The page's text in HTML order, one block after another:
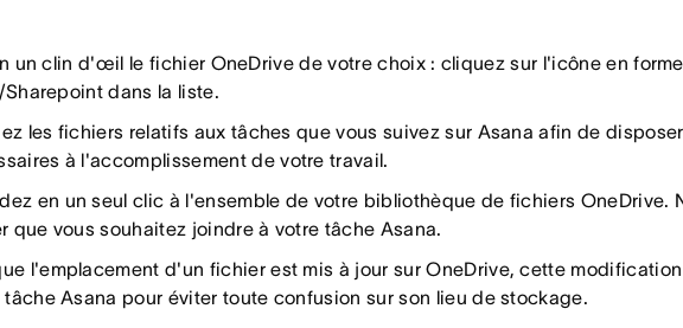
un clin d'œil le fichier OneDrive de votre choix : cliquez sur l'icône en
dans la liste.
les fichiers relatifs aux tâches que vous suivez sur Asana afin de
à l'accomplissement de votre travail.
en un seul clic à l'ensemble de votre bibliothèque de fichiers OneDrive.
que vous souhaitez joindre à votre tâche Asana.
l'emplacement d'un fichier est mis à jour sur OneDrive, cette
tâche Asana pour éviter toute confusion sur son lieu de stockage.